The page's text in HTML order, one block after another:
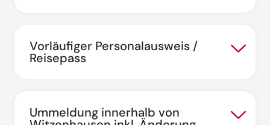
Vorläufiger Personalausweis /
Reisepass
Ummeldung innerhalb von